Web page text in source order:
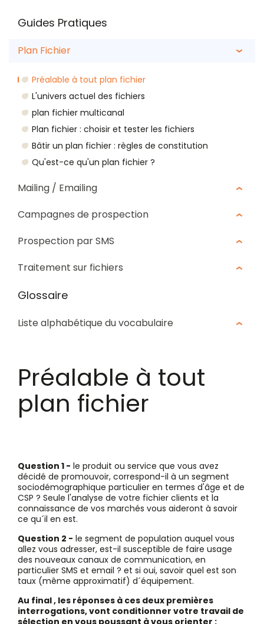
Guides Pratiques
Plan Fichier
Préalable à tout plan fichier
L'univers actuel des fichiers
plan fichier multicanal
Plan fichier : choisir et tester les fichiers
Bâtir un plan fichier : règles de constitution
Qu'est-ce qu'un plan fichier ?
Mailing / Emailing
Campagnes de prospection
Prospection par SMS
Traitement sur fichiers
Glossaire
Liste alphabétique du vocabulaire
Préalable à tout
plan fichier
Question 1 - le produit ou service que vous avez
décidé de promouvoir, correspond-il à un segment
sociodémographique particulier en termes d'âge et de
CSP ? Seule l'analyse de votre fichier clients et la
connaissance de vos marchés vous aideront à savoir
ce qu´il en est.
Question 2 - le segment de population auquel vous
allez vous adresser, est-il susceptible de faire usage
des nouveaux canaux de communication, en
particulier SMS et email ? et si oui, savoir quel est son
taux (même approximatif) d´équipement.
Au final , les réponses à ces deux premières
interrogations, vont conditionner votre travail de
sélection en vous poussant à vous orienter :